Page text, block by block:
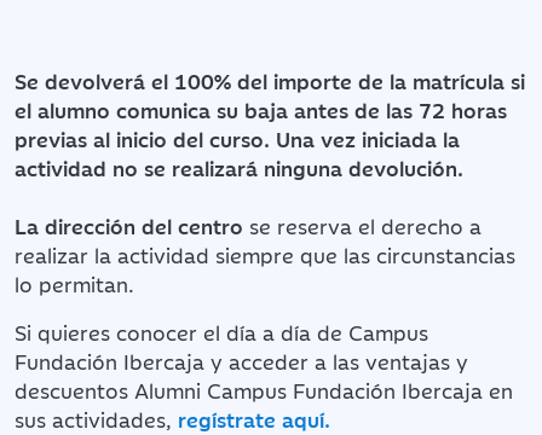
Se devolverá el 100% del importe de la matrícula si
el alumno comunica su baja antes de las 72 horas
previas al inicio del curso. Una vez iniciada la
actividad no se realizará ninguna devolución.
La dirección del centro se reserva el derecho a
realizar la actividad siempre que las circunstancias
lo permitan.
Si quieres conocer el día a día de Campus
Fundación Ibercaja y acceder a las ventajas y
descuentos Alumni Campus Fundación Ibercaja en
sus actividades, regístrate aquí.